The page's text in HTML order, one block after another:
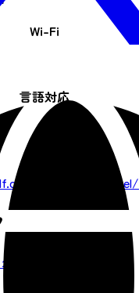
Wi-Fi
言語対応
sendaihills/hotel/
ーポンブック